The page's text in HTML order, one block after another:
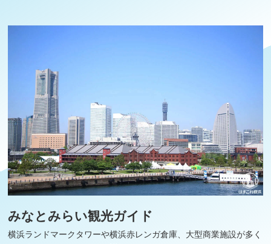
みなとみらい観光ガイド
横浜ランドマークタワーや横浜赤レンガ倉庫、大型商業施設が多く